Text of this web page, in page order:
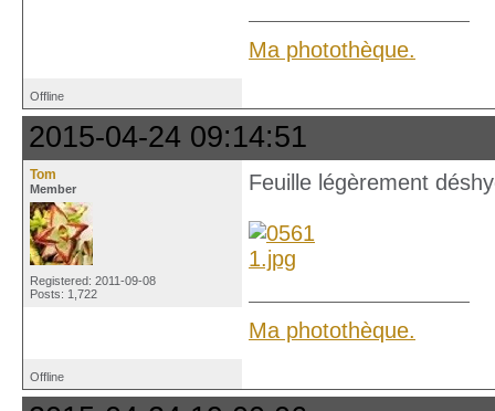
Ma photothèque.
Offline
2015-04-24 09:14:51
Tom
Member
Registered: 2011-09-08
Posts: 1,722
Feuille légèrement
Ma photothèque.
Offline